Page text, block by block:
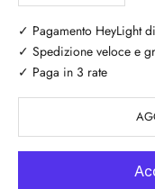
✓ Pagamento HeyLight
✓ Spedizione veloce e
✓ Paga in 3 rate